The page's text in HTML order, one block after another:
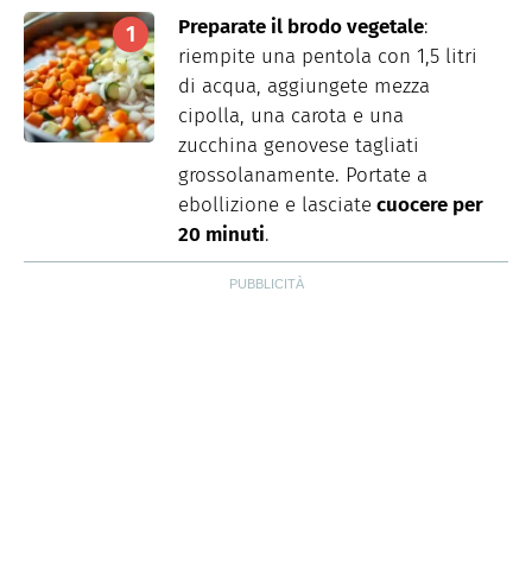
Preparate il brodo vegetale:
riempite una pentola con 1,5 litri
di acqua, aggiungete mezza
cipolla, una carota e una
zucchina genovese tagliati
grossolanamente. Portate a
ebollizione e lasciate cuocere per
20 minuti.